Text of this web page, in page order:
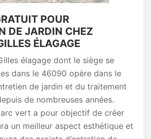
POUR
DE JARDIN CHEZ
ÉLAGAGE
élagage dont le siège se
dans le 46090 opère dans le
de jardin et du traitement
de nombreuses années.
vert a pour objectif de créer
un meilleur aspect esthétique et